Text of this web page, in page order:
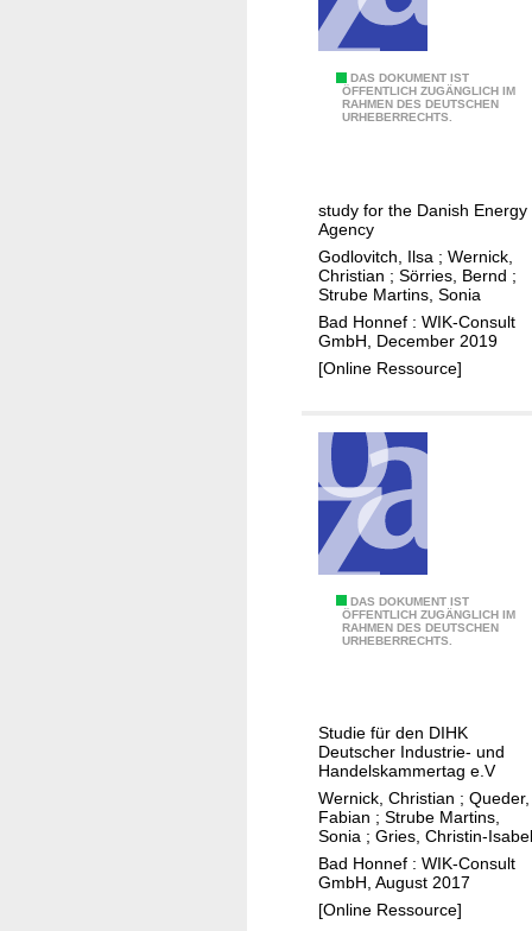
i
g
n
f
r
a
s
t
r
k
u
e
u
i
e
r
u
n
g
d
P
i
l
o
t
k
t
s
K
u
p
f
e
DAS DOKUMENT IST
ÖFFENTLICH ZUGÄNGLICH IM
RAHMEN DES DEUTSCHEN
URHEBERRECHTS.
s
i
s
o
f
t
h
D
n
s
h
o
m
m
u
n
i
c
study for the Danish Energy
Agency
Godlovitch, Ilsa ; Wernick,
Christian ; Sörries, Bernd ;
Strube Martins, Sonia
Bad Honnef : WIK-Consult
GmbH, December 2019
[Online Ressource]
DAS DOKUMENT IST
ÖFFENTLICH ZUGÄNGLICH IM
RAHMEN DES DEUTSCHEN
URHEBERRECHTS.
z
e
z
u
r
G
l
Studie für den DIHK
Deutscher Industrie- und
Handelskammertag e.V
Wernick, Christian ; Queder,
Fabian ; Strube Martins,
Sonia ; Gries, Christin-Isabel
Bad Honnef : WIK-Consult
GmbH, August 2017
[Online Ressource]